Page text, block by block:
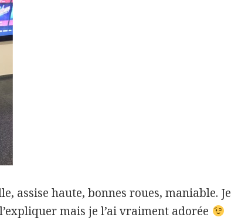
assise haute, bonnes roues, maniable. Je
mais je l’ai vraiment adorée